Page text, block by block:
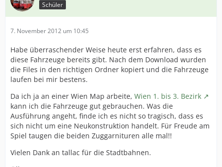
Schüler
7. November 2012 um 10:45
Habe überraschender Weise heute erst erfahren, dass es
diese Fahrzeuge bereits gibt. Nach dem Download wurden
die Files in den richtigen Ordner kopiert und die Fahrzeuge
laufen bei mir bestens.
Da ich ja an einer Wien Map arbeite, Wien 1. bis 3. Bezirk
kann ich die Fahrzeuge gut gebrauchen. Was die
Ausführung angeht, finde ich es nicht so tragisch, dass es
sich nicht um eine Neukonstruktion handelt. Für Freude am
Spiel taugen die beiden Zuggarnituren alle mal!!
Vielen Dank an tallac für die Stadtbahnen.